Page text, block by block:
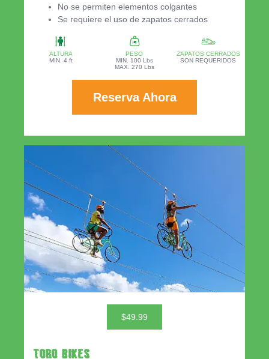
No se permiten elementos colgantes
Se requiere el uso de zapatos cerrados
ALTURA
MIN. 4 ft
PESO
MIN. 100 Lbs
MAX. 270 Lbs
ZAPATOS CERRADOS
SON REQUERIDOS
Reserva Ahora
$49.99
TORO BIKES